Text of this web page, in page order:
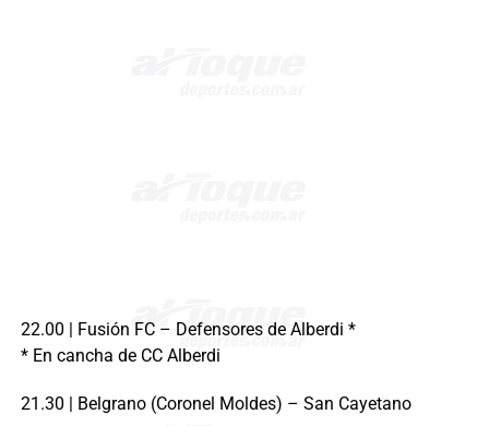
22.00 | Fusión FC – Defensores de Alberdi *
* En cancha de CC Alberdi
21.30 | Belgrano (Coronel Moldes) – San Cayetano